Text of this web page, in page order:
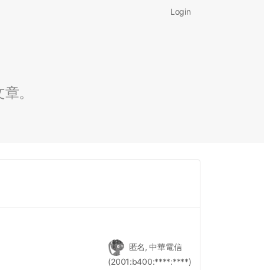
Login
。
匿名, 中華電信
(2001:b400:****:****)